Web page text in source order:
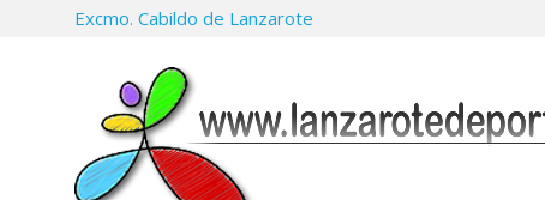
Excmo. Cabildo de Lanzarote